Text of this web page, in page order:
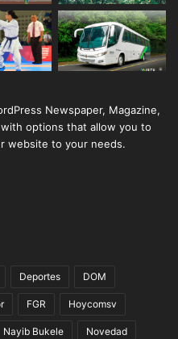
Newspaper, Magazine,
options that allow you to
website to your needs.
Deportes DOM
FGR Hoycomsv
Nayib Bukele Novedad